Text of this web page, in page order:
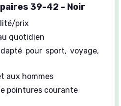
39-42 - Noir
prix
quotidien
pour sport, voyage,
aux hommes
pointures courante